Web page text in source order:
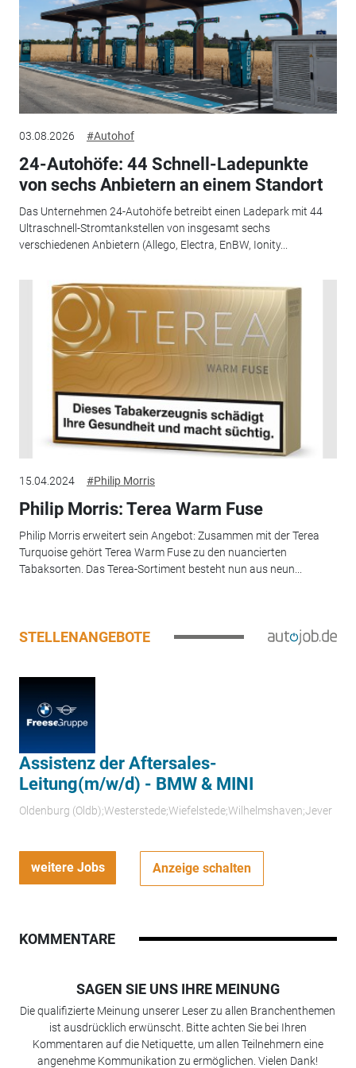
03.08.2026 #Autohof
24-Autohöfe: 44 Schnell-Ladepunkte
von sechs Anbietern an einem Standort
Das Unternehmen 24-Autohöfe betreibt einen Ladepark mit 44
Ultraschnell-Stromtankstellen von insgesamt sechs
verschiedenen Anbietern (Allego, Electra, EnBW, Ionity...
15.04.2024 #Philip Morris
Philip Morris: Terea Warm Fuse
Philip Morris erweitert sein Angebot: Zusammen mit der Terea
Turquoise gehört Terea Warm Fuse zu den nuancierten
Tabaksorten. Das Terea-Sortiment besteht nun aus neun...
STELLENANGEBOTE
Assistenz der Aftersales-
Leitung(m/w/d) - BMW & MINI
Oldenburg (Oldb);Westerstede;Wiefelstede;Wilhelmshaven;Jever
weitere Jobs Anzeige schalten
KOMMENTARE
SAGEN SIE UNS IHRE MEINUNG
Die qualifizierte Meinung unserer Leser zu allen Branchenthemen
ist ausdrücklich erwünscht. Bitte achten Sie bei Ihren
Kommentaren auf die Netiquette, um allen Teilnehmern eine
angenehme Kommunikation zu ermöglichen. Vielen Dank!